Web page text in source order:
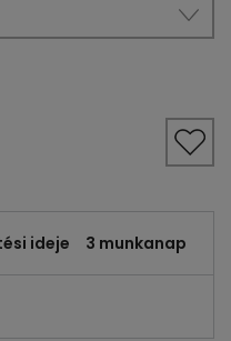
ideje 3 munkanap